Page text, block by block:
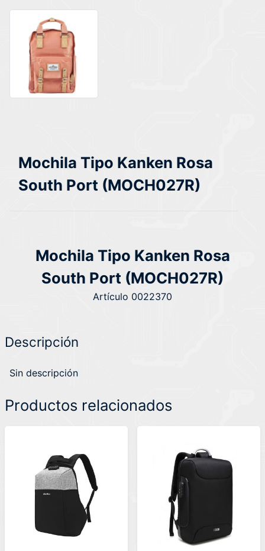
Mochila Tipo Kanken Rosa
South Port (MOCH027R)
Mochila Tipo Kanken Rosa
South Port (MOCH027R)
Artículo 0022370
Descripción
Sin descripción
Productos relacionados